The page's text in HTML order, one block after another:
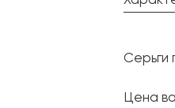
Форма
Серьги
Цена